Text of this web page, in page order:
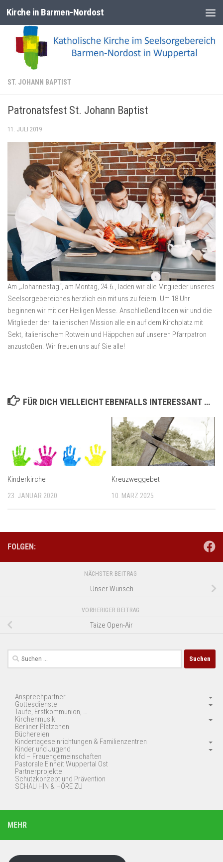
Zum Inhalt springen
Kirche in Barmen-Nordost
ST. JOHANN BAPTIST
Patronatsfest St. Johann Baptist
11. JULI 2019
Am „Johannestag“, am Montag, 24.6., laden wir alle Mitglieder unseres
Seelsorgebereiches herzlich ein mit uns zu feiern. Um 18 Uhr
beginnen wir mit der Heiligen Messe. Anschließend laden wir und die
Mitglieder der italienischen Mission alle ein auf dem Kirchplatz mit
Sekt, italienischem Rotwein und Häppchen auf unseren Pfarrpatron
anzustoßen. Wir freuen uns auf Sie alle!
FÜR DICH VIELLEICHT EBENFALLS INTERESSANT …
Kinderkirche
23. JANUAR 2020
Kreuzweggebet
10. MÄRZ 2025
FOLGEN:
NÄCHSTER BEITRAG
Unser Wunsch
VORHERIGER BEITRAG
Taize Open-Air
Suchen
nach:
Ansprechpartner
Gottesdienste
Taufe, Erstkommunion, …
Kirchenmusik
Berliner Plätzchen
Büchereien
Kindertageseinrichtungen & Familienzentren
Kinder und Jugend
kfd – Frauengemeinschaften
Pastorale Einheit Wuppertal Ost
Partnerprojekte
Schutzkonzept und Prävention
SCHAU HIN & HÖRE ZU
MEHR